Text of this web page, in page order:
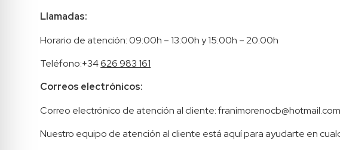
Llamadas:
Horario de atención: 09:00h – 13:00h y 15:00h – 20:00h
Teléfono:+34626 983 161
Correos electrónicos:
Correo electrónico de atención al cliente: franimorenocb@hotmail.com
Nuestro equipo de atención al cliente está aquí para ayudarte en